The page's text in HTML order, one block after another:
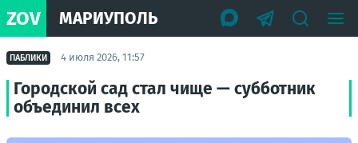
ZOV МАРИУПОЛЬ
ПАБЛИКИ 4 июля 2026, 11:57
Городской сад стал чище — субботник
объединил всех